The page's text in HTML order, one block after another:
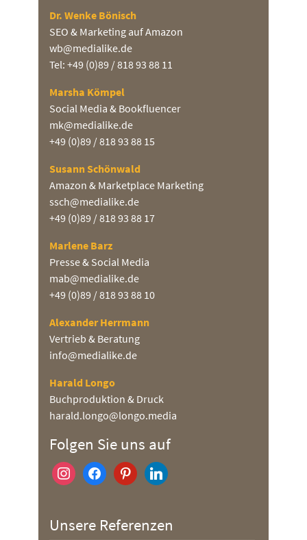
Dr. Wenke Bönisch
SEO & Marketing auf Amazon
wb@medialike.de
Tel: +49 (0)89 / 818 93 88 11
Marsha Kömpel
Social Media & Bookfluencer
mk@medialike.de
+49 (0)89 / 818 93 88 15
Susann Schönwald
Amazon & Marketplace Marketing
ssch@medialike.de
+49 (0)89 / 818 93 88 17
Marlene Barz
Presse & Social Media
mab@medialike.de
+49 (0)89 / 818 93 88 10
Alexander Herrmann
Vertrieb & Beratung
info@medialike.de
Harald Longo
Buchproduktion & Druck
harald.longo@longo.media
Folgen Sie uns auf
instagramfacebookpinterestlinkedin
Unsere Referenzen